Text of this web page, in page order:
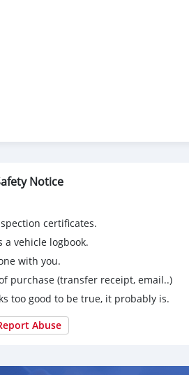
Notice
certificates.
vehicle logbook.
with you.
purchase (transfer receipt, email..)
too good to be true, it probably is.
Abuse